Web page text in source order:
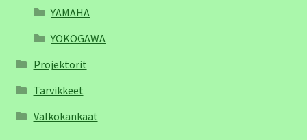
YAMAHA
YOKOGAWA
Projektorit
Tarvikkeet
Valkokankaat